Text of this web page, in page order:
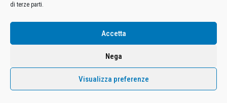
di terze parti.
Accetta
Nega
Visualizza preferenze